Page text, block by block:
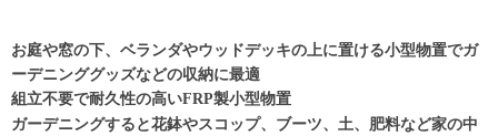
お庭や窓の下、ベランダやウッドデッキの上に置ける小型物置でガ
ーデニンググッズなどの収納に最適
組立不要で耐久性の高いFRP製小型物置
ガーデニングすると花鉢やスコップ、ブーツ、土、肥料など家の中